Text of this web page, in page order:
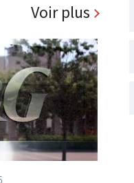
Voir plus